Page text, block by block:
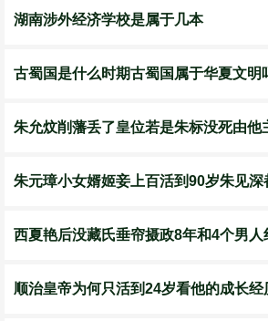
湖南涉外经济学校是属于几本
古蜀国是什么时期古蜀国属于华夏文明
朱允炆削藩丢了皇位若是朱标没死由他
朱元璋小女婿姬妾上百活到90岁朱见
西夏艳后没藏氏垂帘摄政8年和4个男
顺治皇帝为何只活到24岁看他的成长